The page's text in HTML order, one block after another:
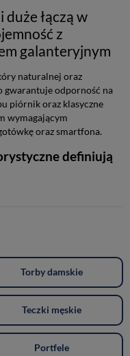
łączą w
z
galanteryjnym
naturalnej oraz
gwarantuje odporność na
piórnik oraz klasyczne
wymagającym
oraz smartfona.
definiują
Torby damskie
Teczki męskie
Portfele